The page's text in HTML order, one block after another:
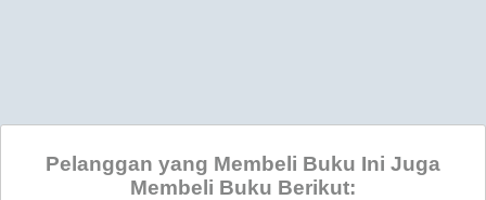
Pelanggan yang Membeli Buku Ini Juga
Membeli Buku Berikut: